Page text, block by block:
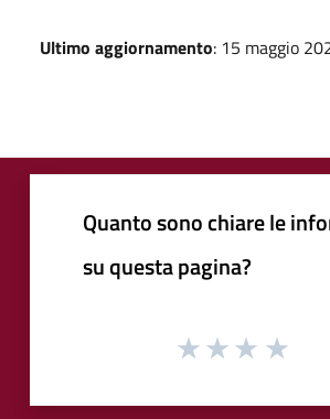
Ultimo aggiornamento: 15 maggio
Quanto sono chiare le
su questa pagina?